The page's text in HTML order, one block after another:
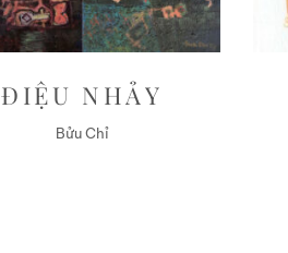
ĐIỆU NHẢY
Bửu Chỉ